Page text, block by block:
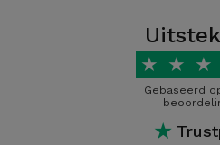
★ ★ ★
Gebaseerd
★